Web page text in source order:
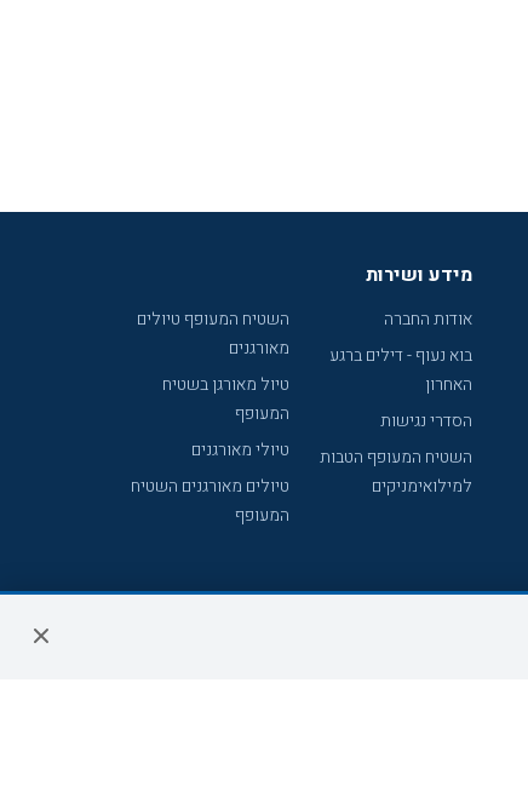
מידע ושירות
אודות החברה
בוא נעוף - דילים ברגע
האחרון
הסדרי נגישות
השטיח המעופף הטבות
למילואימניקים
השטיח המעופף טיולים
מאורגנים
טיול מאורגן בשטיח
המעופף
טיולי מאורגנים
טיולים מאורגנים השטיח
המעופף